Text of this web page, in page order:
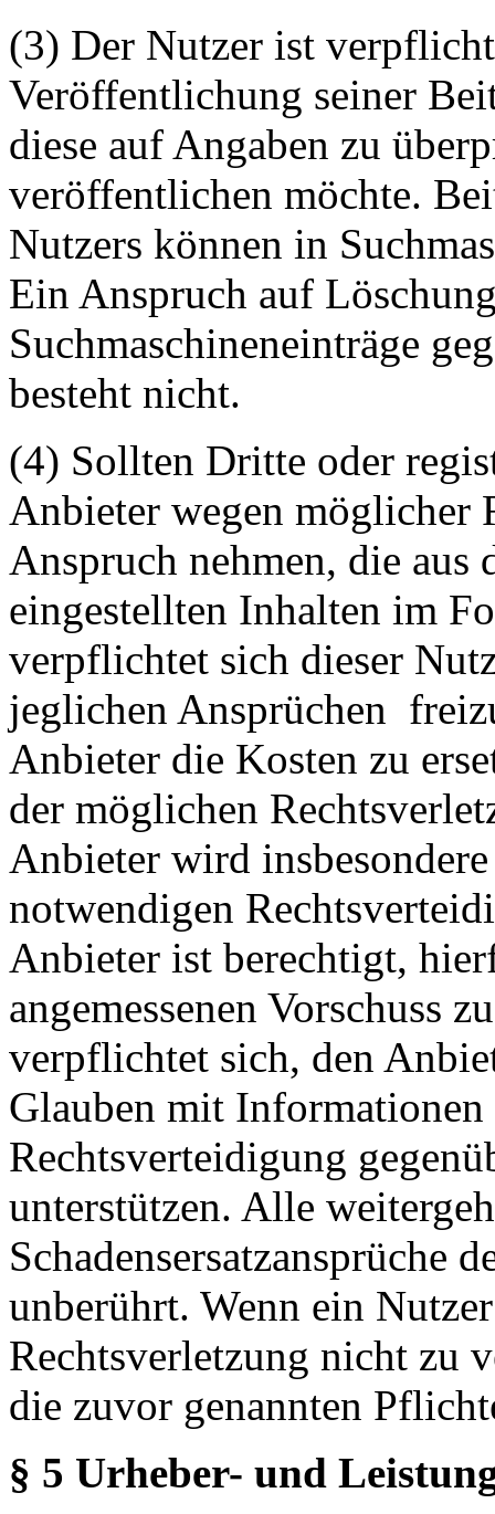
(3) Der Nutzer ist
Veröffentlichung seiner
diese auf Angaben zu
veröffentlichen möchte.
Nutzers können in
Ein Anspruch auf
Suchmaschineneinträge
besteht nicht.
(4) Sollten Dritte oder
Anbieter wegen möglicher
Anspruch nehmen, die aus
eingestellten Inhalten im
verpflichtet sich dieser
jeglichen Ansprüchen
Anbieter die Kosten zu
der möglichen
Anbieter wird
notwendigen
Anbieter ist berechtigt,
angemessenen Vorschuss
verpflichtet sich, den
Glauben mit
Rechtsverteidigung
unterstützen. Alle
Schadensersatzansprüche
unberührt. Wenn ein
Rechtsverletzung nicht zu
die zuvor genannten
§ 5 Urheber- und